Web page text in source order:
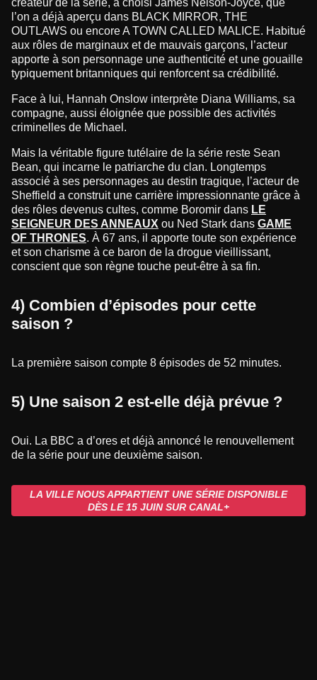
créateur de la série, a choisi James Nelson-Joyce, que
l’on a déjà aperçu dans BLACK MIRROR, THE
OUTLAWS ou encore A TOWN CALLED MALICE. Habitué
aux rôles de marginaux et de mauvais garçons, l’acteur
apporte à son personnage une authenticité et une gouaille
typiquement britanniques qui renforcent sa crédibilité.
Face à lui, Hannah Onslow interprète Diana Williams, sa
compagne, aussi éloignée que possible des activités
criminelles de Michael.
Mais la véritable figure tutélaire de la série reste Sean
Bean, qui incarne le patriarche du clan. Longtemps
associé à ses personnages au destin tragique, l’acteur de
Sheffield a construit une carrière impressionnante grâce à
des rôles devenus cultes, comme Boromir dans LE
SEIGNEUR DES ANNEAUX ou Ned Stark dans GAME
OF THRONES. À 67 ans, il apporte toute son expérience
et son charisme à ce baron de la drogue vieillissant,
conscient que son règne touche peut-être à sa fin.
4) Combien d’épisodes pour cette
saison ?
La première saison compte 8 épisodes de 52 minutes.
5) Une saison 2 est-elle déjà prévue ?
Oui. La BBC a d’ores et déjà annoncé le renouvellement
de la série pour une deuxième saison.
LA VILLE NOUS APPARTIENT UNE SÉRIE DISPONIBLE
DÈS LE 15 JUIN SUR CANAL+